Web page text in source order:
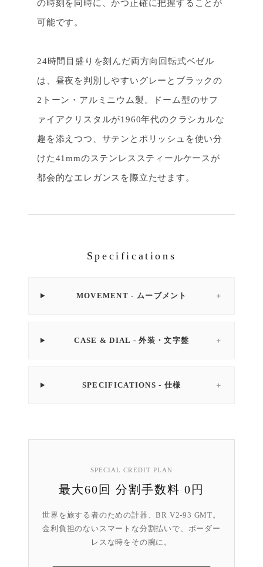
の時刻を同時に、かつ正確に把握することが
可能です。
24時間目盛りを刻んだ両方向回転式ベゼル
は、昼夜を判別しやすいグレーとブラックの
2トーン・アルミニウム製。ドーム型のサフ
ァイアクリスタルが1960年代のクラシカルな
趣を添えつつ、サテンとポリッシュを使い分
けた41mmのステンレススティールケースが
都会的なエレガンスを際立たせます。
Specifications
MOVEMENT - ムーブメント ＋
CASE & DIAL - 外装・文字盤 ＋
SPECIFICATIONS - 仕様 ＋
SPECIAL CREDIT PLAN
最大60回 分割手数料 0円
世界を旅する者のための計器、BR V2-93 GMT。
金利負担のないスマートな分割払いで、ボーダー
レスな時をその腕に。